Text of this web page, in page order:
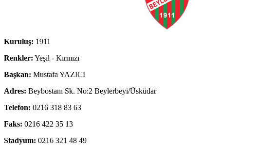
Kuruluş: 1911
Renkler: Yeşil - Kırmızı
Başkan: Mustafa YAZICI
Adres: Beybostanı Sk. No:2 Beylerbeyi/Üsküdar
Telefon: 0216 318 83 63
Faks: 0216 422 35 13
Stadyum: 0216 321 48 49